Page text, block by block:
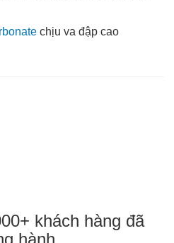
chịu va đập cao
khách hàng đã
hành